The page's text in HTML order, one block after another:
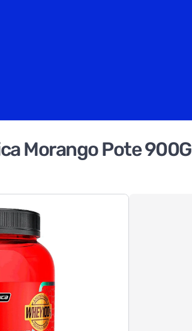
Morango Pote 900G